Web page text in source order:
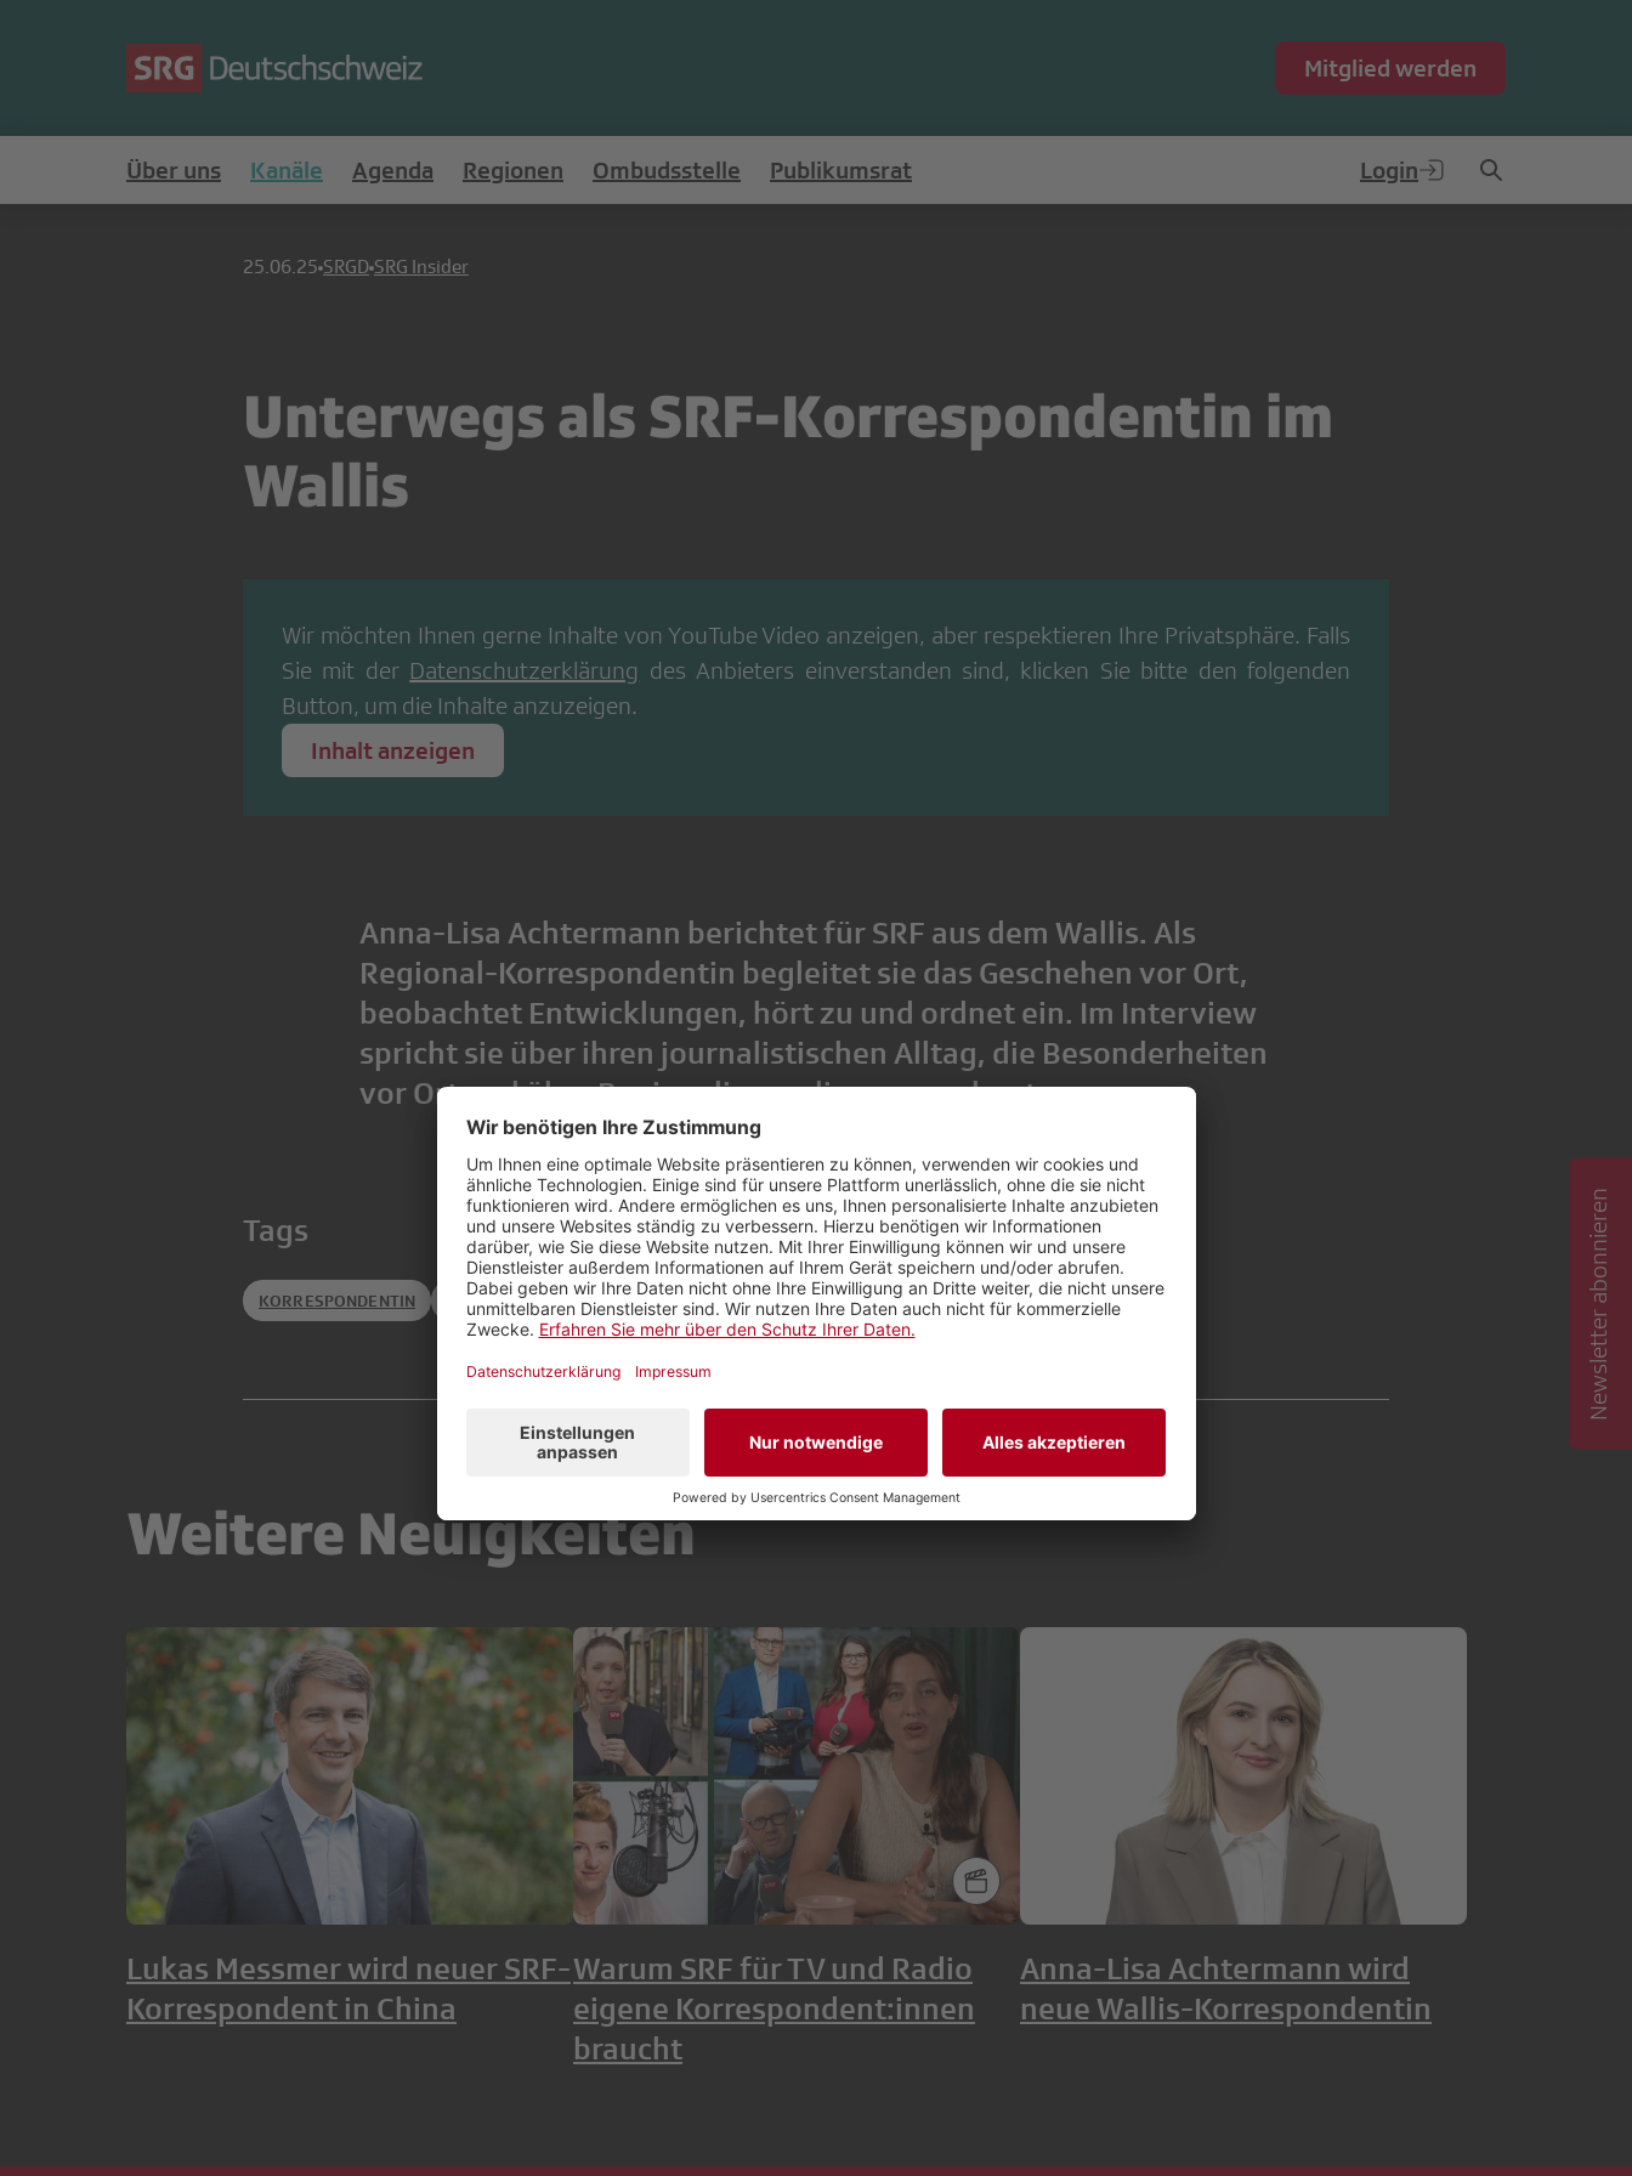
Mitglied werden
Über uns Kanäle Agenda Regionen Ombudsstelle Publikumsrat Login
25.06.25 SRGD SRG Insider
Unterwegs als SRF-Korrespondentin im
Wallis
Wir möchten Ihnen gerne Inhalte von YouTube Video anzeigen, aber respektieren Ihre Privatsphäre. Falls
Sie mit der Datenschutzerklärung des Anbieters einverstanden sind, klicken Sie bitte den folgenden
Button, um die Inhalte anzuzeigen.
Inhalt anzeigen
Anna-Lisa Achtermann berichtet für SRF aus dem Wallis. Als
Regional-Korrespondentin begleitet sie das Geschehen vor Ort,
beobachtet Entwicklungen, hört zu und ordnet ein. Im Interview
spricht sie über ihren journalistischen Alltag, die Besonderheiten
vor Ort und über Regionaljournalismus von heute.
Tags
KORRESPONDENTIN SRF WALLIS (SRGD)
Weitere Neuigkeiten
Lukas Messmer wird neuer SRF-
Korrespondent in China
Warum SRF für TV und Radio
eigene Korrespondent:innen
braucht
Anna-Lisa Achtermann wird
neue Wallis-Korrespondentin
Newsletter abonnieren